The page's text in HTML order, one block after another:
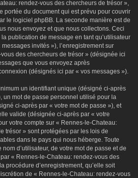
rendez-vous des chercheurs de trésor »,
portée du document qui est prévu pour couvrir
le logiciel phpBB. La seconde manière est de
nous envoyez et que nous collectons. Ceci
la publication de message en tant qu’utilisateur
invités »), l’enregistrement sur
des chercheurs de trésor » (désignée ici
que vous envoyez après
(désignés ici par « vos messages »).
un identifiant unique (désigné ci-après
un mot de passe personnel utilisé pour la
ci-après par « votre mot de passe »), et
valide (désignée ci-après par « votre
votre compte sur « Rennes-le-Chateau:
trésor » sont protégées par les lois de
dans le pays qui nous héberge. Toute
d’utilisateur, de votre mot de passe et de
« Rennes-le-Chateau: rendez-vous des
procédure d’enregistrement, qu’elle soit
de « Rennes-le-Chateau: rendez-vous